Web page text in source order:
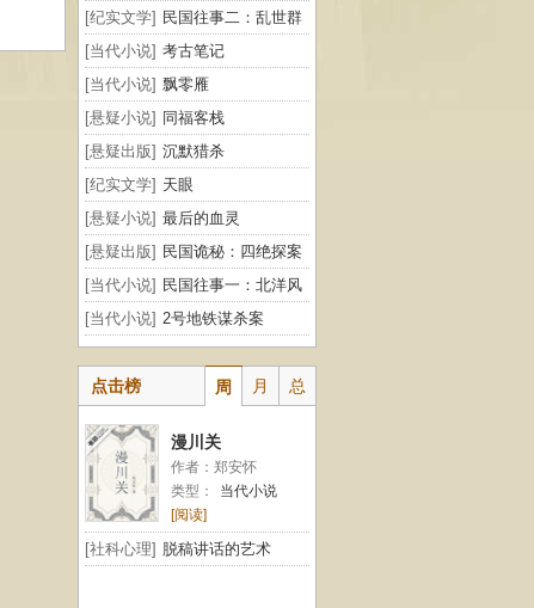
[纪实文学] 民国往事二：乱世群
雄
[当代小说] 考古笔记
[当代小说] 飘零雁
[悬疑小说] 同福客栈
[悬疑出版] 沉默猎杀
[纪实文学] 天眼
[悬疑小说] 最后的血灵
[悬疑出版] 民国诡秘：四绝探案
[当代小说] 民国往事一：北洋风
云
[当代小说] 2号地铁谋杀案
点击榜 周 月 总
漫川关
作者：郑安怀
类型：
当代小说
[阅读]
[社科心理] 脱稿讲话的艺术